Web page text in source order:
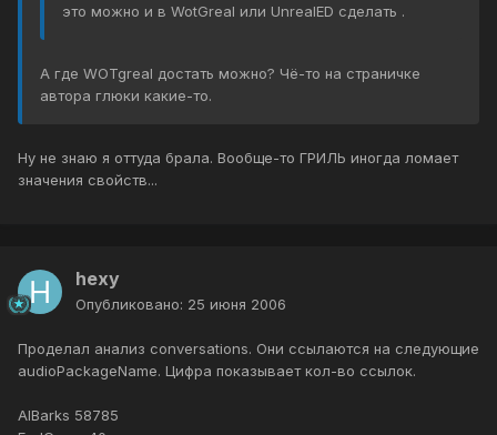
это можно и в WotGreal или UnrealED сделать .
А где WOTgreal достать можно? Чё-то на страничке
автора глюки какие-то.
Ну не знаю я оттуда брала. Вообще-то ГРИЛЬ иногда ломает
значения свойств...
hexy
Опубликовано: 25 июня 2006
Проделал анализ conversations. Они ссылаются на следующие
audioPackageName. Цифра показывает кол-во ссылок.
AIBarks 58785